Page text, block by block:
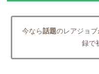
今なら話題のレアジョ
録で